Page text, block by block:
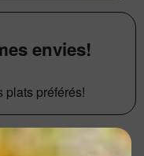
envies!
plats préférés!